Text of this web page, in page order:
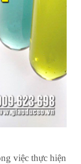
việc thực hiện